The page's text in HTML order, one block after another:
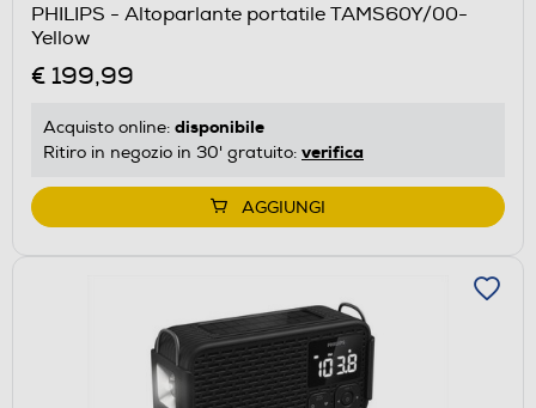
PHILIPS - Altoparlante portatile TAMS60Y/00-
Yellow
€ 199,99
Acquisto online: disponibile
Ritiro in negozio in 30' gratuito: verifica
AGGIUNGI